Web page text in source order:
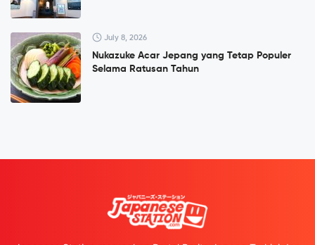
July 8, 2026
Nukazuke Acar Jepang yang Tetap Populer
Selama Ratusan Tahun